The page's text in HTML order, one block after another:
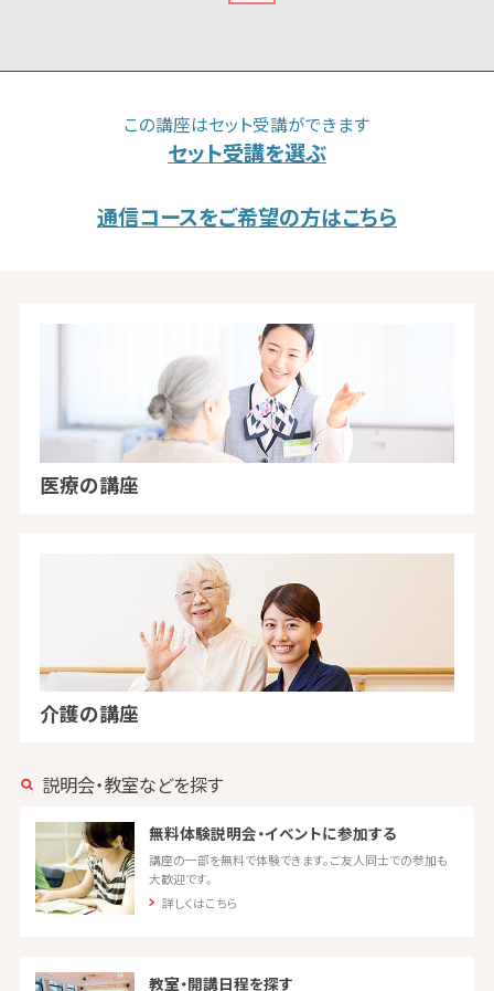
この講座はセット受講ができます
セット受講を選ぶ
通信コースをご希望の方はこちら
医療の講座
介護の講座
説明会・教室などを探す
無料体験説明会・イベントに参加する
講座の一部を無料で体験できます。ご友人同士での参加も
大歓迎です。
詳しくはこちら
教室・開講日程を探す